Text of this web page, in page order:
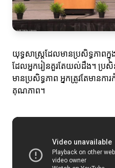
យុទ្ធសាស្ត្រដែលមានប្រសិទ្ធភាព
ដែលអ្នករៀនគួរតែយល់ដឹង។ ប្រសិន
មានប្រសិទ្ធភាព អ្នកត្រូវតែមាន
គុណភាព។